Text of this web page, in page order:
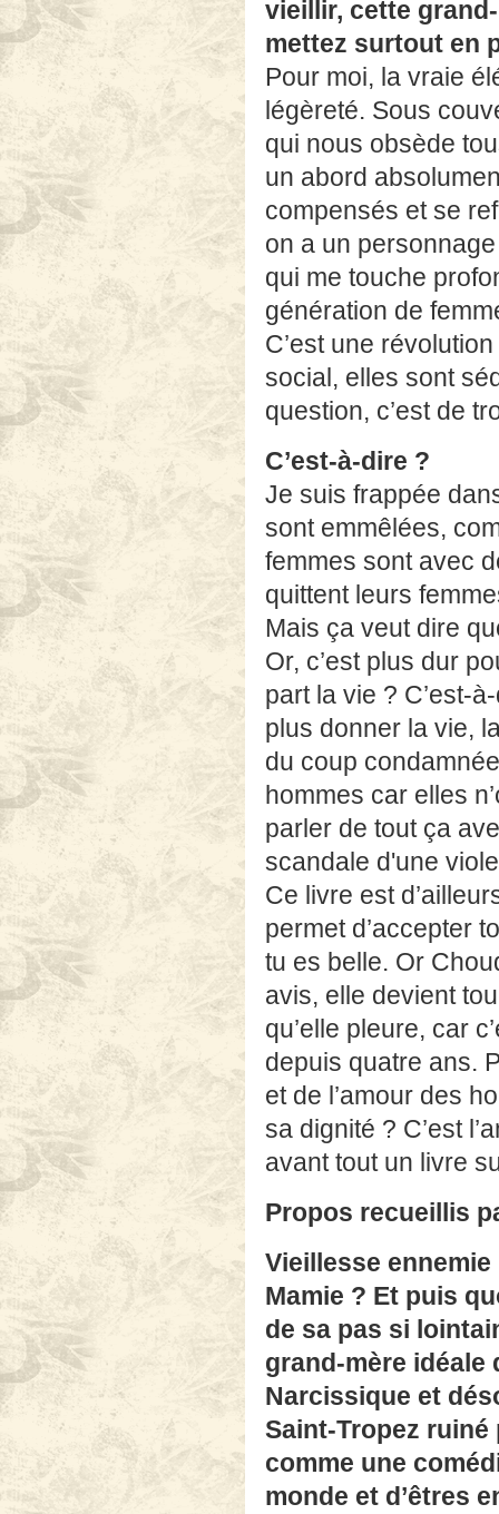
vieillir, cette
mettez surtout en
Pour moi, la vraie
légèreté. Sous
qui nous obsède
un abord
compensés et se
on a un
qui me touche
génération de
C’est une
social, elles sont
question, c’est de
C’est-à-dire ?
Je suis frappée
sont emmêlées,
femmes sont avec
quittent leurs
Mais ça veut dire
Or, c’est plus dur
part la vie ? C’est-
plus donner la vie,
du coup
hommes car elles
parler de tout ça
scandale d'une
Ce livre est
permet d’accepter
tu es belle. Or
avis, elle devient
qu’elle pleure, car
depuis quatre ans.
et de l’amour des
sa dignité ? C’est
avant tout un livre
Propos recueillis
Vieillesse ennemie
Mamie ? Et puis
de sa pas si
grand-mère
Narcissique et
Saint-Tropez
comme une
monde et d’êtres